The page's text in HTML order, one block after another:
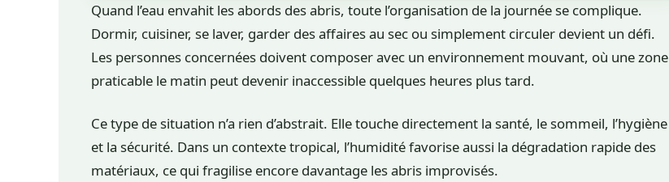
Quand l’eau envahit les abords des abris, toute l’organisation de la journée se complique.
Dormir, cuisiner, se laver, garder des affaires au sec ou simplement circuler devient un défi.
Les personnes concernées doivent composer avec un environnement mouvant, où une zone
praticable le matin peut devenir inaccessible quelques heures plus tard.
Ce type de situation n’a rien d’abstrait. Elle touche directement la santé, le sommeil, l’hygiène
et la sécurité. Dans un contexte tropical, l’humidité favorise aussi la dégradation rapide des
matériaux, ce qui fragilise encore davantage les abris improvisés.